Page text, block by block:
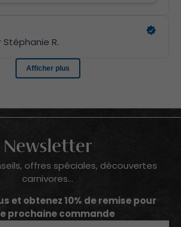
Newsletter
offres spéciales, découvertes
carnivores...
et obtenez 10% de remise pour
prochaine commande